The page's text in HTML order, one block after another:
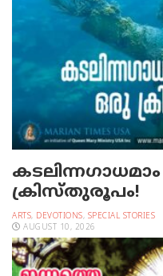
ക്രിസ്തുരൂപം!
ARTS, DEVOTIONS, SPECIAL STORIES
AUGUST 10, 2026